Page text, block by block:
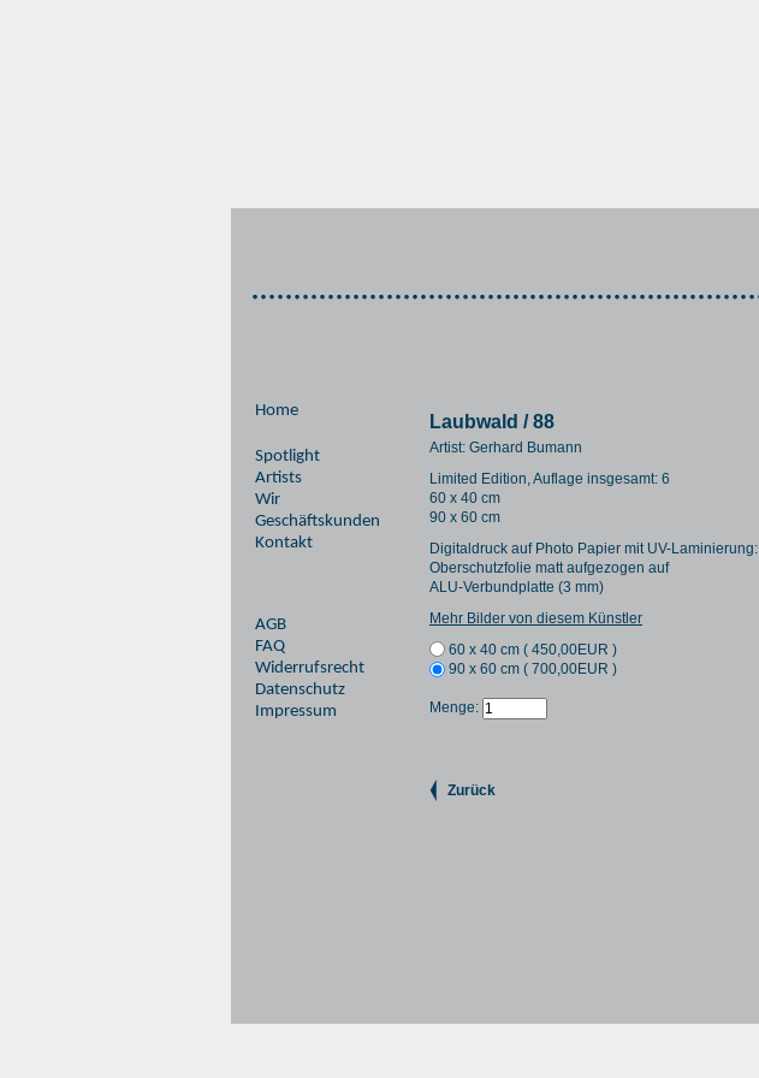
Home
Spotlight
Artists
Wir
Geschäftskunden
Kontakt
AGB
FAQ
Widerrufsrecht
Datenschutz
Impressum
Laubwald / 88
Artist: Gerhard Bumann
Limited Edition, Auflage insgesamt: 6
60 x 40 cm
90 x 60 cm
Digitaldruck auf Photo Papier mit UV-Laminierung:
Oberschutzfolie matt aufgezogen auf
ALU-Verbundplatte (3 mm)
Mehr Bilder von diesem Künstler
60 x 40 cm ( 450,00EUR )
90 x 60 cm ( 700,00EUR )
Menge:
Zurück